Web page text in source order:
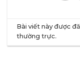
Bài viết này được
thường trực.